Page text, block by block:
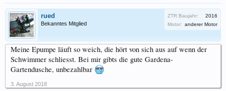
rued
Bekanntes Mitglied
ZTR Baujahr:
2016
Motor: anderer Motor
Meine Epumpe läuft so weich, die hört von sich aus auf wenn der
Schwimmer schliesst. Bei mir gibts die gute Gardena-
Gartendusche, unbezahlbar
3. August 2018